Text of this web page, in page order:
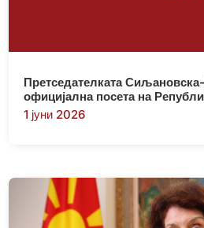
Претседателката
официјална посета на
1 јуни 2026